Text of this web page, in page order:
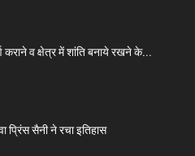
कराने व क्षेत्र में शांति बनाये रखने के...
प्रिंस सैनी ने रचा इतिहास